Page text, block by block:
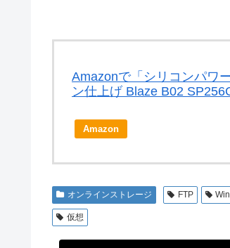
Amazonで「シリコンパワ
ン仕上げ Blaze B02
Amazon
オンラインストレージ FTP
仮想